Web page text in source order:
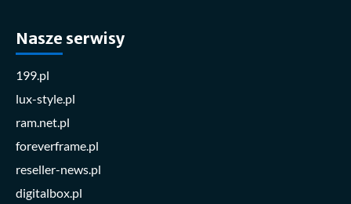
Nasze serwisy
199.pl
lux-style.pl
ram.net.pl
foreverframe.pl
reseller-news.pl
digitalbox.pl